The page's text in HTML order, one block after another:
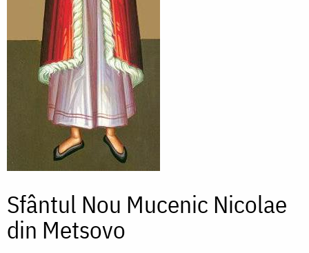
Sfântul Nou Mucenic Nicolae
din Metsovo